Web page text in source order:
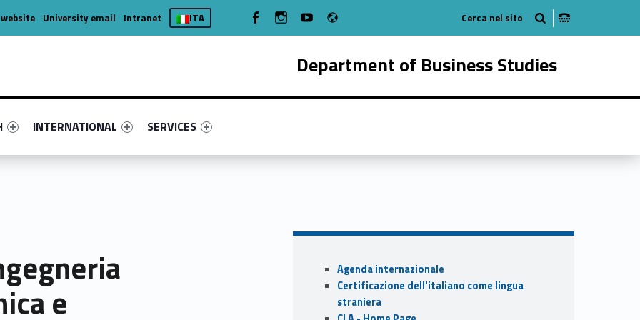
Department of Business Studies
49602-4
#link-menu-primary-21826-7
Link identifier #link-menu-primary-19056-11
INTERNATIONAL
Link identifier #link-menu-primary-64344-16
SERVICES
University email Intranet ITA WebMan on FacebookWebMan on InstagramWebMan on Youtube
e
Sidebar
Agenda internazionale
Certificazione dell'italiano come lingua
straniera